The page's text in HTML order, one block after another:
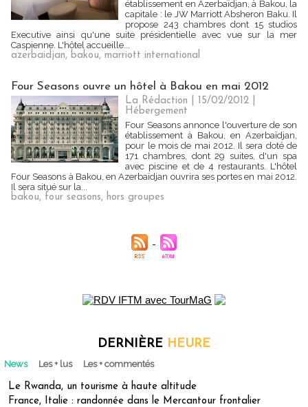
établissement en Azerbaïdjan, à Bakou, la
capitale : le JW Marriott Absheron Baku. Il
propose 243 chambres dont 15 studios
Executive ainsi qu'une suite présidentielle avec vue sur la mer
Caspienne. L'hôtel accueille...
azerbaidjan, bakou, marriott international
Four Seasons ouvre un hôtel à Bakou en mai 2012
La Rédaction | 15/02/2012
Hébergement
Four Seasons annonce l'ouverture de son
établissement à Bakou, en Azerbaïdjan,
pour le mois de mai 2012. Il sera doté de
171 chambres, dont 29 suites, d'un spa
avec piscine et de 4 restaurants. L'hôtel
Four Seasons à Bakou, en Azerbaïdjan ouvrira ses portes en mai 2012.
Il sera situé sur la...
bakou, four seasons, hors groupes
DERNIÈRE HEURE
News Les + lus Les + commentés
Le Rwanda, un tourisme à haute altitude
France, Italie : randonnée dans le Mercantour frontalier